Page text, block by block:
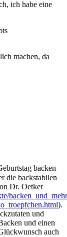
ich habe eine
machen, da
backen
die backstabilen
Dr. Oetker
).
und
und einen
auch